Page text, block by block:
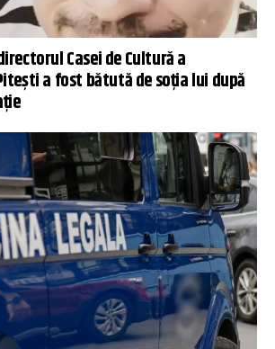
Casei de Cultură a
a fost bătută de soția lui după